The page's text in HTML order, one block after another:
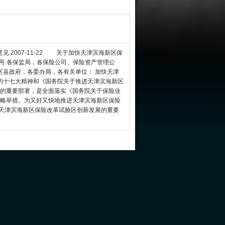
意见 2007-11-22 关于加快天津滨海新区保
各保监局，各保险公司、保险资产管理公
政府，各委办局，各有关单位： 加快天津
七大精神和《国务院关于推进天津滨海新区
重要部署，是全面落实《国务院关于保险业
举措。为又好又快地推进天津滨海新区保险
津滨海新区保险改革试验区创新发展的重要